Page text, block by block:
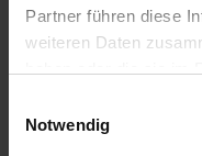
Partner führen diese
weiteren Daten
Notwendig